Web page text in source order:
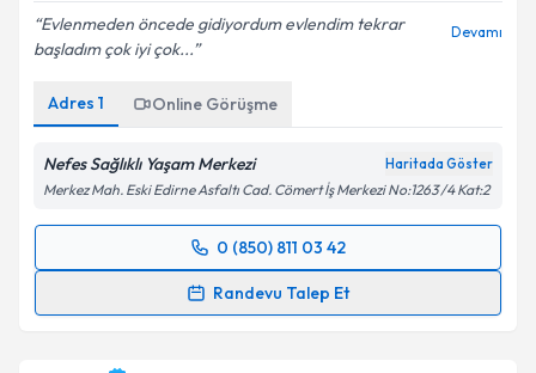
Evlenmeden öncede gidiyordum evlendim tekrar
başladım çok iyi çok...
Devamı
Adres 1 Online Görüşme
Nefes Sağlıklı Yaşam Merkezi Haritada Göster
Merkez Mah. Eski Edirne Asfaltı Cad. Cömert İş Merkezi No:1263 /4 Kat:2
0 (850) 811 03 42
Randevu Talep Et
Randevu Takvimi Talebi